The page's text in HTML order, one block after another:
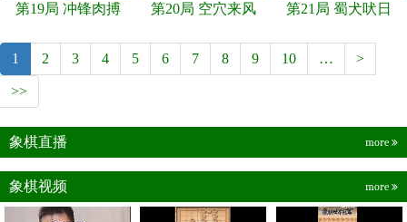
第19局 冲锋肉搏 第20局 空穴来风 第21局 蜀犬吠日
1 2 3 4 5 6 7 8 9 10 … >
>>
象棋直播 more
象棋视频 more